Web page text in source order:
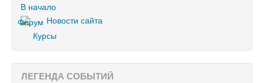
В начало
Новости сайта
Курсы
ЛЕГЕНДА СОБЫТИЙ